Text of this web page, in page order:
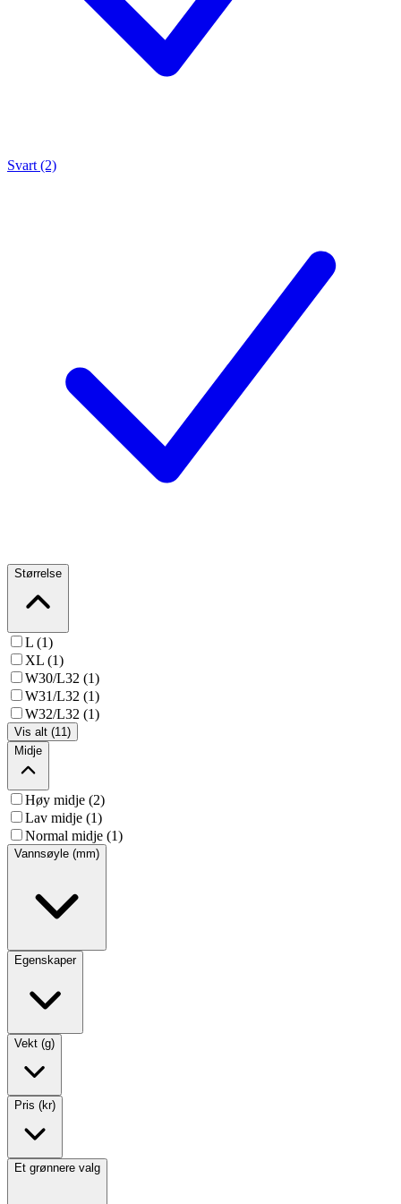
Svart (2)
Størrelse
L (1)
XL (1)
W30/L32 (1)
W31/L32 (1)
W32/L32 (1)
Vis alt (11)
Midje
Høy midje (2)
Lav midje (1)
Normal midje (1)
Vannsøyle (mm)
Egenskaper
Vekt (g)
Pris (kr)
Et grønnere valg